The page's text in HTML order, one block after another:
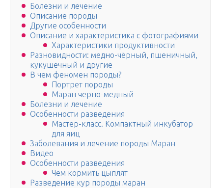
Болезни и лечение
Описание породы
Другие особенности
Описание и характеристика с фотографиями
Характеристики продуктивности
Разновидности: медно-чёрный, пшеничный,
кукушечный и другие
В чем феномен породы?
Портрет породы
Маран черно-медный
Болезни и лечение
Особенности разведения
Мастер-класс. Компактный инкубатор
для яиц
Заболевания и лечение породы Маран
Видео
Особенности разведения
Чем кормить цыплят
Разведение кур породы маран